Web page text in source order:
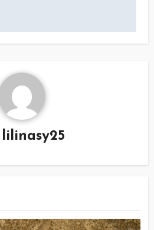
lilinasy25